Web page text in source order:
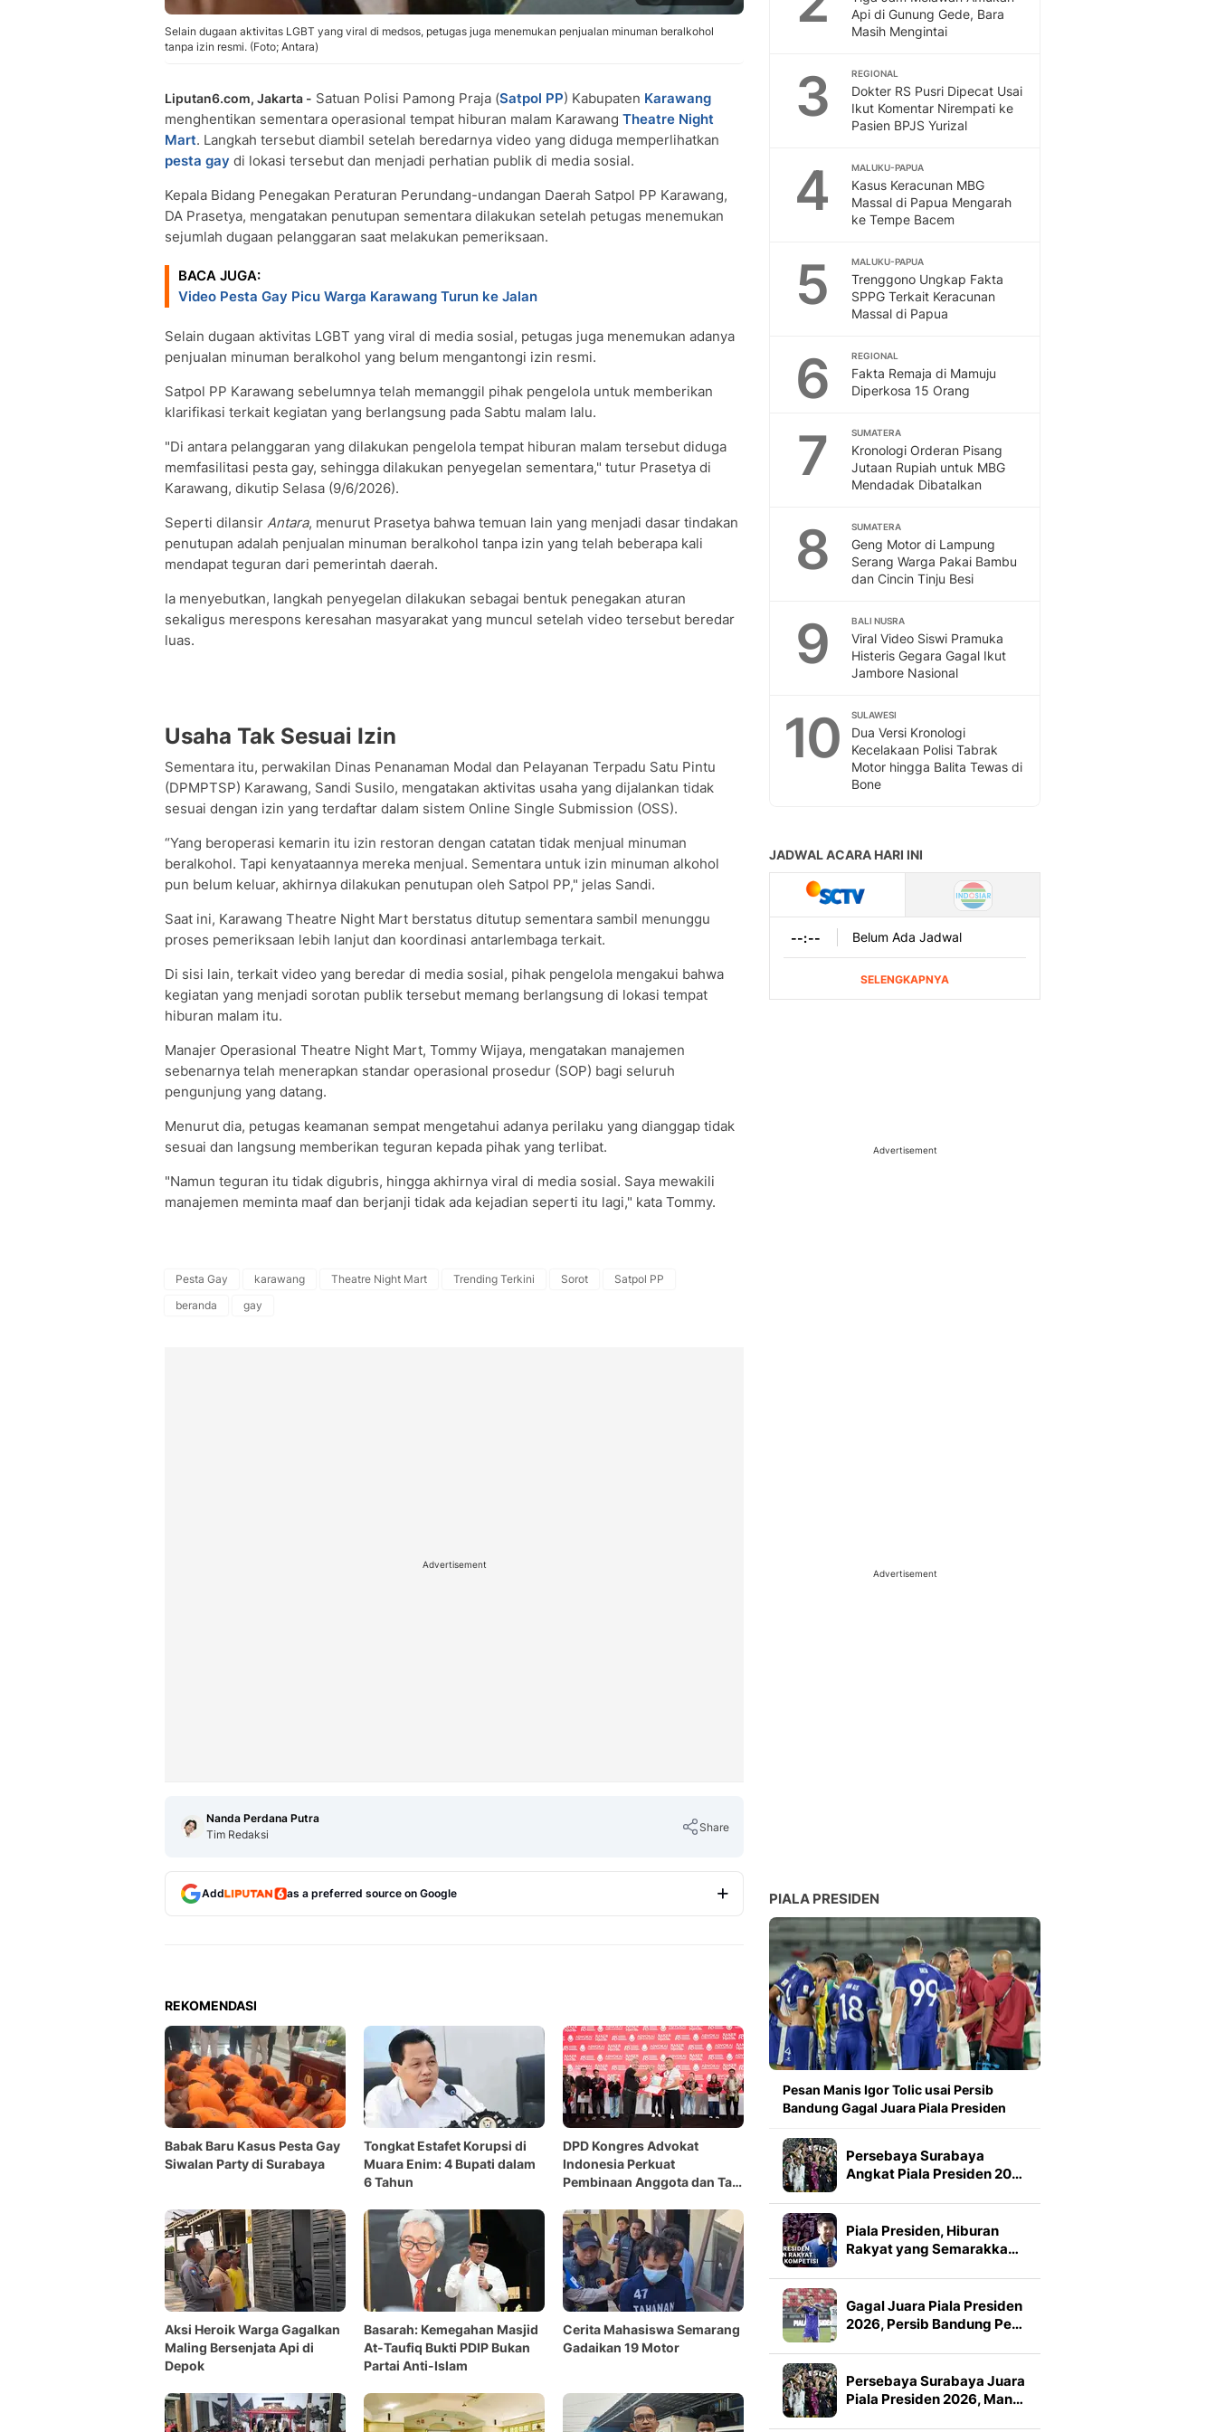
Selain dugaan aktivitas LGBT yang viral di medsos, petugas juga menemukan penjualan minuman beralkohol
tanpa izin resmi. (Foto; Antara)
Liputan6.com, Jakarta - Satuan Polisi Pamong Praja (Satpol PP) Kabupaten Karawang
menghentikan sementara operasional tempat hiburan malam Karawang Theatre Night
Mart. Langkah tersebut diambil setelah beredarnya video yang diduga memperlihatkan
pesta gay di lokasi tersebut dan menjadi perhatian publik di media sosial.
Kepala Bidang Penegakan Peraturan Perundang-undangan Daerah Satpol PP Karawang,
DA Prasetya, mengatakan penutupan sementara dilakukan setelah petugas menemukan
sejumlah dugaan pelanggaran saat melakukan pemeriksaan.
BACA JUGA:
Video Pesta Gay Picu Warga Karawang Turun ke Jalan
Selain dugaan aktivitas LGBT yang viral di media sosial, petugas juga menemukan adanya
penjualan minuman beralkohol yang belum mengantongi izin resmi.
Satpol PP Karawang sebelumnya telah memanggil pihak pengelola untuk memberikan
klarifikasi terkait kegiatan yang berlangsung pada Sabtu malam lalu.
"Di antara pelanggaran yang dilakukan pengelola tempat hiburan malam tersebut diduga
memfasilitasi pesta gay, sehingga dilakukan penyegelan sementara," tutur Prasetya di
Karawang, dikutip Selasa (9/6/2026).
Seperti dilansir Antara, menurut Prasetya bahwa temuan lain yang menjadi dasar tindakan
penutupan adalah penjualan minuman beralkohol tanpa izin yang telah beberapa kali
mendapat teguran dari pemerintah daerah.
Ia menyebutkan, langkah penyegelan dilakukan sebagai bentuk penegakan aturan
sekaligus merespons keresahan masyarakat yang muncul setelah video tersebut beredar
luas.
Usaha Tak Sesuai Izin
Sementara itu, perwakilan Dinas Penanaman Modal dan Pelayanan Terpadu Satu Pintu
(DPMPTSP) Karawang, Sandi Susilo, mengatakan aktivitas usaha yang dijalankan tidak
sesuai dengan izin yang terdaftar dalam sistem Online Single Submission (OSS).
“Yang beroperasi kemarin itu izin restoran dengan catatan tidak menjual minuman
beralkohol. Tapi kenyataannya mereka menjual. Sementara untuk izin minuman alkohol
pun belum keluar, akhirnya dilakukan penutupan oleh Satpol PP," jelas Sandi.
Saat ini, Karawang Theatre Night Mart berstatus ditutup sementara sambil menunggu
proses pemeriksaan lebih lanjut dan koordinasi antarlembaga terkait.
Di sisi lain, terkait video yang beredar di media sosial, pihak pengelola mengakui bahwa
kegiatan yang menjadi sorotan publik tersebut memang berlangsung di lokasi tempat
hiburan malam itu.
Manajer Operasional Theatre Night Mart, Tommy Wijaya, mengatakan manajemen
sebenarnya telah menerapkan standar operasional prosedur (SOP) bagi seluruh
pengunjung yang datang.
Menurut dia, petugas keamanan sempat mengetahui adanya perilaku yang dianggap tidak
sesuai dan langsung memberikan teguran kepada pihak yang terlibat.
"Namun teguran itu tidak digubris, hingga akhirnya viral di media sosial. Saya mewakili
manajemen meminta maaf dan berjanji tidak ada kejadian seperti itu lagi," kata Tommy.
Pesta Gay karawang Theatre Night Mart Trending Terkini Sorot
Satpol PP
beranda
gay
Advertisement
Nanda Perdana Putra
Tim Redaksi
Share
Add as a preferred source on Google
REKOMENDASI
Babak Baru Kasus Pesta Gay
Siwalan Party di Surabaya
Tongkat Estafet Korupsi di
Muara Enim: 4 Bupati dalam
6 Tahun
DPD Kongres Advokat
Indonesia Perkuat
Pembinaan Anggota dan Tata
Aksi Heroik Warga Gagalkan
Maling Bersenjata Api di
Depok
Basarah: Kemegahan Masjid
At-Taufiq Bukti PDIP Bukan
Partai Anti-Islam
Cerita Mahasiswa Semarang
Gadaikan 19 Motor
Api di Gunung Gede, Bara
Masih Mengintai
3 REGIONAL
Dokter RS Pusri Dipecat Usai
Ikut Komentar Nirempati ke
Pasien BPJS Yurizal
4 MALUKU-PAPUA
Kasus Keracunan MBG
Massal di Papua Mengarah
ke Tempe Bacem
5 MALUKU-PAPUA
Trenggono Ungkap Fakta
SPPG Terkait Keracunan
Massal di Papua
6 REGIONAL
Fakta Remaja di Mamuju
Diperkosa 15 Orang
7 SUMATERA
Kronologi Orderan Pisang
Jutaan Rupiah untuk MBG
Mendadak Dibatalkan
8 SUMATERA
Geng Motor di Lampung
Serang Warga Pakai Bambu
dan Cincin Tinju Besi
9 BALI NUSRA
Viral Video Siswi Pramuka
Histeris Gegara Gagal Ikut
Jambore Nasional
10 SULAWESI
Dua Versi Kronologi
Kecelakaan Polisi Tabrak
Motor hingga Balita Tewas di
Bone
Advertisement
Advertisement
PIALA PRESIDEN
Pesan Manis Igor Tolic usai Persib
Bandung Gagal Juara Piala Presiden
Persebaya Surabaya
Angkat Piala Presiden 20…
Piala Presiden, Hiburan
Rakyat yang Semarakka…
Gagal Juara Piala Presiden
2026, Persib Bandung Pe…
Persebaya Surabaya Juara
Piala Presiden 2026, Man…